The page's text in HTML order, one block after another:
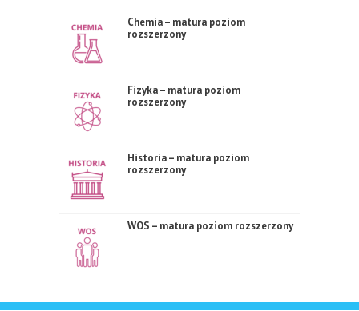
Chemia – matura poziom
rozszerzony
Fizyka – matura poziom
rozszerzony
Historia – matura poziom
rozszerzony
WOS – matura poziom rozszerzony